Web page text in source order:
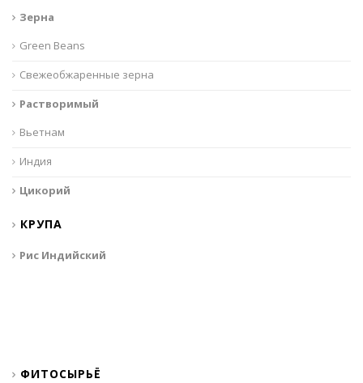
Зерна
Green Beans
Свежеобжаренные зерна
Растворимый
Вьетнам
Индия
Цикорий
КРУПА
Рис Индийский
ФИТОСЫРЬЁ